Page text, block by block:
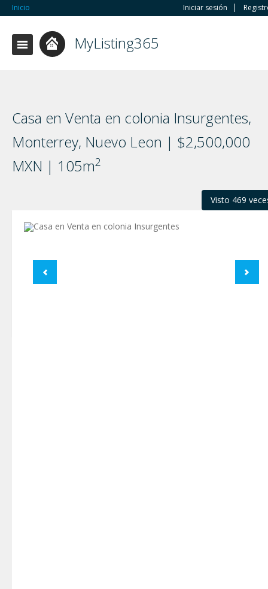
Inicio Iniciar sesión
MyListing365
Casa en Venta en colonia Insurgentes,
Monterrey, Nuevo Leon | $2,500,000
MXN | 105m2
Visto 469